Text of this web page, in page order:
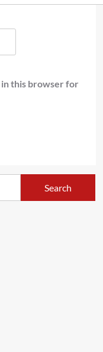
in this browser for